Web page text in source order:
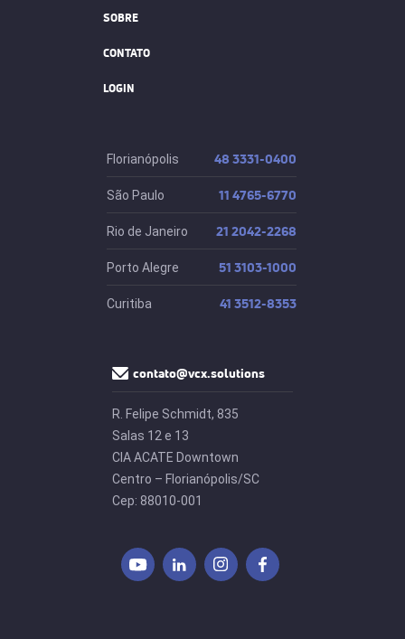
SOBRE
CONTATO
LOGIN
Florianópolis 48 3331-0400
São Paulo 11 4765-6770
Rio de Janeiro 21 2042-2268
Porto Alegre 51 3103-1000
Curitiba 41 3512-8353
contato@vcx.solutions
R. Felipe Schmidt, 835
Salas 12 e 13
CIA ACATE Downtown
Centro – Florianópolis/SC
Cep: 88010-001